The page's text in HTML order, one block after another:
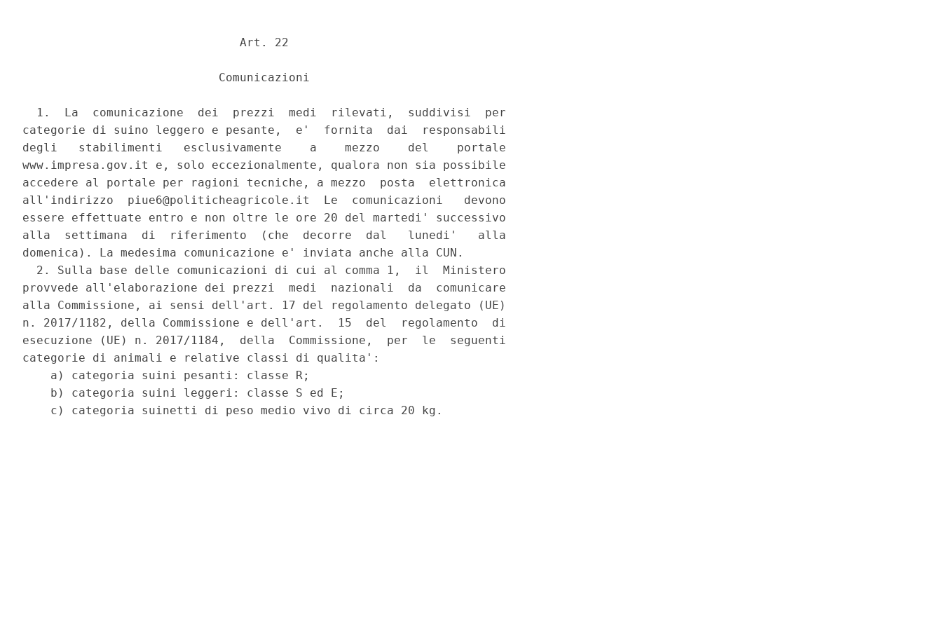
                               Art. 22
                            Comunicazioni
  1.  La  comunicazione  dei  prezzi  medi  rilevati,  suddivisi  per
categorie di suino leggero e pesante,  e'  fornita  dai  responsabili
degli   stabilimenti   esclusivamente    a    mezzo    del    portale
www.impresa.gov.it e, solo eccezionalmente, qualora non sia possibile
accedere al portale per ragioni tecniche, a mezzo  posta  elettronica
all'indirizzo  piue6@politicheagricole.it  Le  comunicazioni   devono
essere effettuate entro e non oltre le ore 20 del martedi' successivo
alla  settimana  di  riferimento  (che  decorre  dal   lunedi'   alla
domenica). La medesima comunicazione e' inviata anche alla CUN.
  2. Sulla base delle comunicazioni di cui al comma 1,  il  Ministero
provvede all'elaborazione dei prezzi  medi  nazionali  da  comunicare
alla Commissione, ai sensi dell'art. 17 del regolamento delegato (UE)
n. 2017/1182, della Commissione e dell'art.  15  del  regolamento  di
esecuzione (UE) n. 2017/1184,  della  Commissione,  per  le  seguenti
categorie di animali e relative classi di qualita':
    a) categoria suini pesanti: classe R;
    b) categoria suini leggeri: classe S ed E;